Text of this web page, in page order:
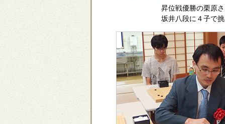
昇位戦優勝の栗原
坂井八段に４子で